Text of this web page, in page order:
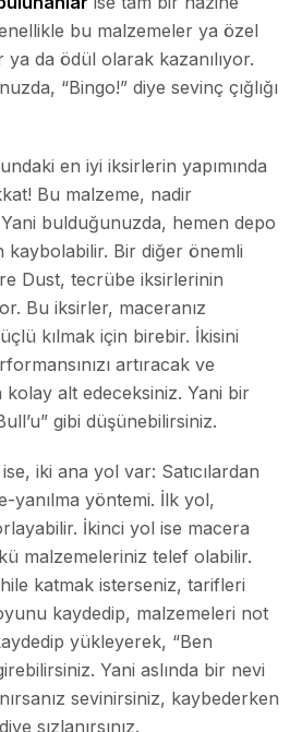
bu malzemeler ya özel
ya da ödül olarak kazanılıyor.
“Bingo!” diye sevinç çığlığı
en iyi iksirlerin yapımında
Bu malzeme, nadir
bulduğunuzda, hemen depo
kaybolabilir. Bir diğer önemli
Dust, tecrübe iksirlerinin
Bu iksirler, maceranız
kılmak için birebir. İkisini
artıracak ve
kolay alt edeceksiniz. Yani bir
gibi düşünebilirsiniz.
iki ana yol var: Satıcılardan
yanılma yöntemi. İlk yol,
İkinci yol ise macera
malzemeleriniz telef olabilir.
katmak isterseniz, tarifleri
kaydedip, malzemeleri not
yükleyerek, “Ben
Yani aslında bir nevi
sevinirsiniz, kaybederken
sızlanırsınız.